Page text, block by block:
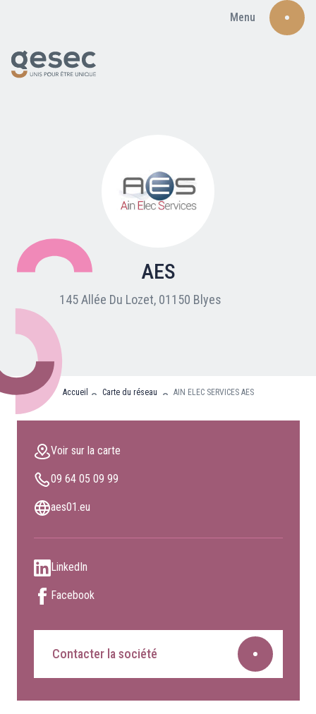
Menu
Nos adhérents
Carte du réseau
Nos partenaires
Clients professionnels
AES
145 Allée Du Lozet, 01150 Blyes
Accueil Carte du réseau AIN ELEC SERVICES AES
Voir sur la carte
09 64 05 09 99
aes01.eu
LinkedIn
Facebook
Contacter la société